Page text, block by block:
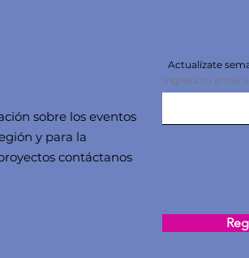
sobre los eventos
y para la
contáctanos
Actualízate
Ingresa tu email